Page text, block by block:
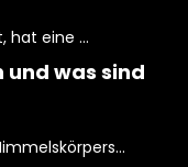
hat eine ...
was sind